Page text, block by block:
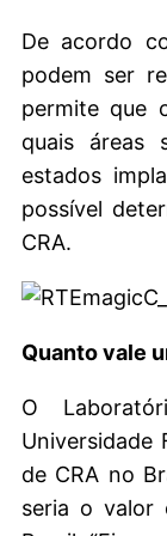
De acordo
podem ser
permite que
quais áreas
estados
possível
CRA.
Quanto vale
O
Universidade
de CRA no
seria o valor